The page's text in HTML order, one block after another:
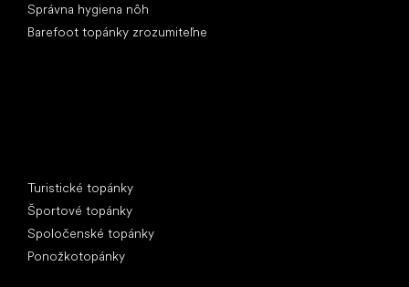
Správna hygiena nôh
Barefoot topánky zrozumiteľne
Turistické topánky
Športové topánky
Spoločenské topánky
Ponožkotopánky